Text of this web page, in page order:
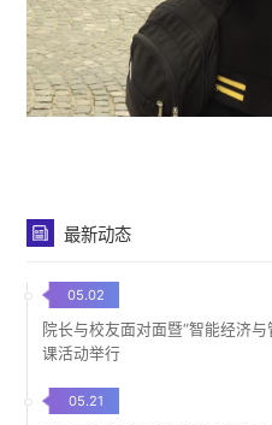
最新动态
05.02
院长与校友面对面暨“智能经济
课活动举行
05.21